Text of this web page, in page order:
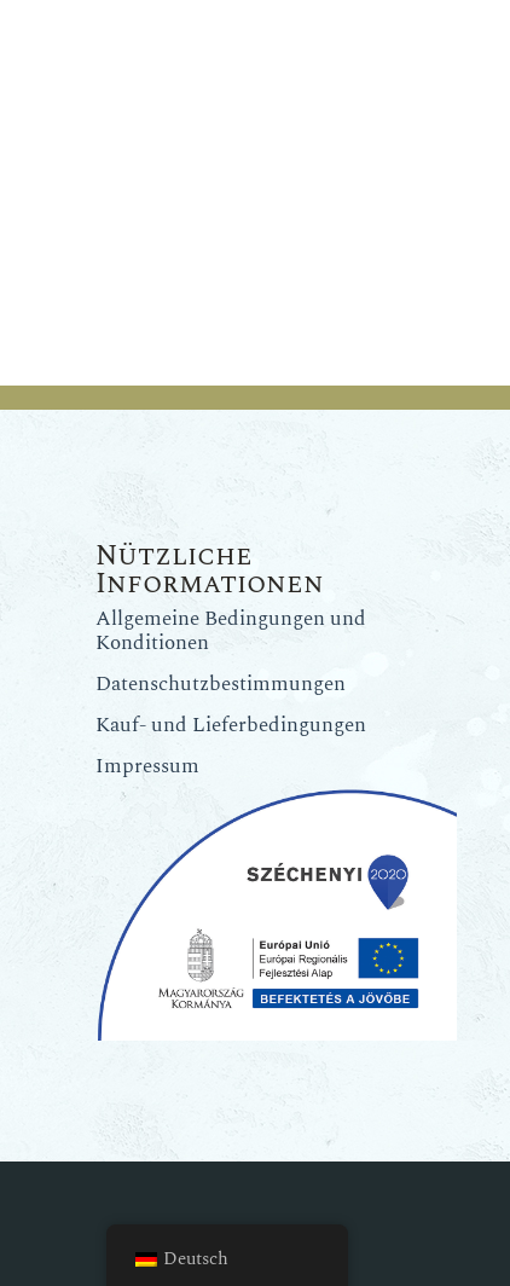
Nützliche
Informationen
Allgemeine Bedingungen und
Konditionen
Datenschutzbestimmungen
Kauf- und Lieferbedingungen
Impressum
Deutsch